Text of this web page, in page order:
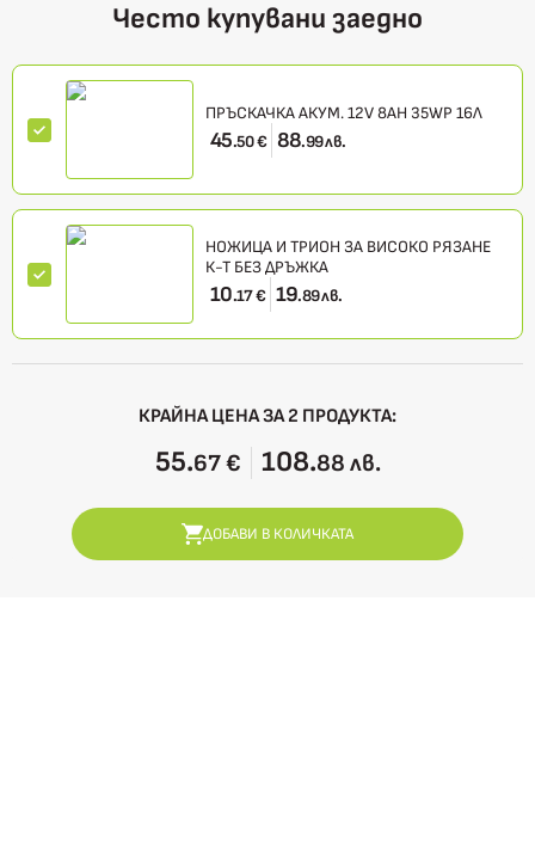
Често купувани заедно
ПРЪСКАЧКА АКУМ. 12V 8AH 35WP 16Л
45.50 € 88.99 лв.
НОЖИЦА И ТРИОН ЗА ВИСОКО РЯЗАНЕ
К-Т БЕЗ ДРЪЖКА
10.17 € 19.89 лв.
КРАЙНА ЦЕНА ЗА2 ПРОДУКТА:
55.67 € 108.88 лв.
ДОБАВИ В КОЛИЧКАТА